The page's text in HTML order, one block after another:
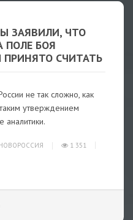
ЗАЯВИЛИ, ЧТО
ПОЛЕ БОЯ
СЧИТАТЬ
не так сложно, как
утверждением
аналитики.
1 351